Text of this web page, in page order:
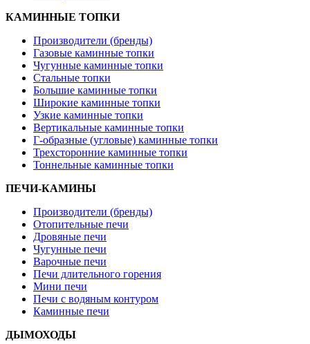
КАМИННЫЕ ТОПКИ
Производители (бренды)
Газовые каминные топки
Чугунные каминные топки
Стальные топки
Большие каминные топки
Широкие каминные топки
Узкие каминные топки
Вертикальные каминные топки
Г-образные (угловые) каминные топки
Трехсторонние каминные топки
Тоннельные каминные топки
ПЕЧИ-КАМИНЫ
Производители (бренды)
Отопительные печи
Дровяные печи
Чугунные печи
Варочные печи
Печи длительного горения
Мини печи
Печи с водяным контуром
Каминные печи
ДЫМОХОДЫ